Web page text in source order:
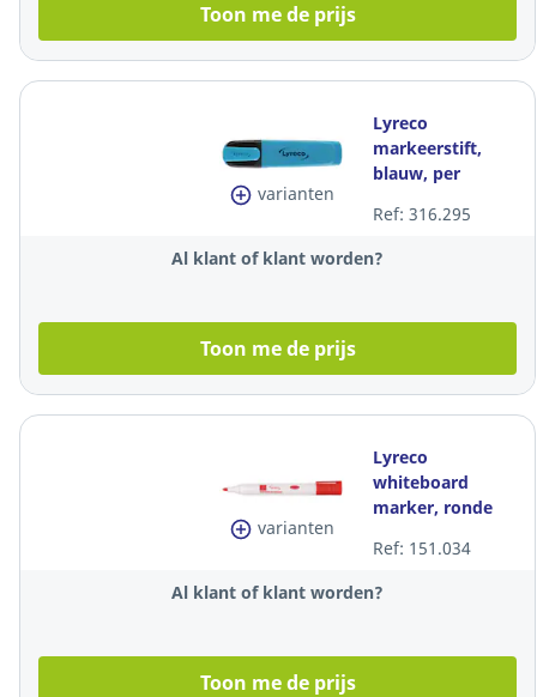
Toon me de prijs
varianten
Lyreco
markeerstift,
blauw, per
Ref: 316.295
Al klant of klant worden?
Toon me de prijs
varianten
Lyreco
whiteboard
marker, ronde
rood, per stuk
Ref: 151.034
Al klant of klant worden?
Toon me de prijs